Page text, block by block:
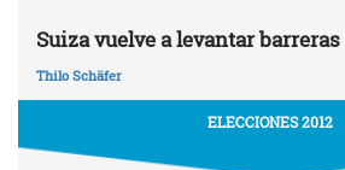
Suiza vuelve a levantar barreras
Thilo Schäfer
ELECCIONES 2012